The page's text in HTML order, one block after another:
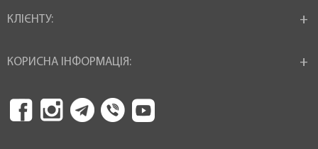
КЛІЄНТУ:
КОРИСНА ІНФОРМАЦІЯ: